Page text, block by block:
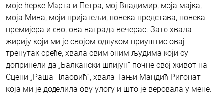
моје ћерке Марта и Петра, мој Владимир, моја мајка,
моја Мина, моји пријатељи, понека представа, понека
премијера и ево, ова награда вечерас. Зато хвала
жирију који ми је својом одлуком приуштио овај
тренутак среће, хвала свим оним људима који су
допринели да „Балкански шпијун“ почне свој живот на
Сцени „Раша Плаовић“, хвала Тањи Мандић Ригонат
која ми је доделила ову улогу и што је веровала у мене.